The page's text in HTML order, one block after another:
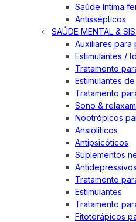
Saúde íntima
Antissépticos
SAÚDE MENTAL &
Auxiliares para
Estimulantes /
Tratamento
Estimulantes
Tratamento
Sono &
Nootrópicos
Ansiolíticos
Antipsicóticos
Suplementos
Antidepressivos
Tratamento
Estimulantes
Tratamento
Fitoterápicos